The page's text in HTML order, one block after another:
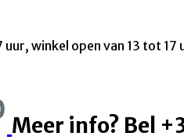
winkel open van 13 tot 17
Meer info? Bel